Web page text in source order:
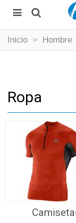
Inicio > Hombre
Ropa